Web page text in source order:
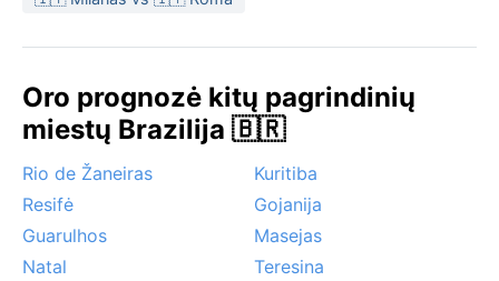
primena atogrąžų klimatą.
Oro prognozė kitų pagrindinių
miestų Brazilija 🇧🇷
Rio de Žaneiras
Kuritiba
Resifė
Gojanija
Guarulhos
Masejas
Natal
Teresina